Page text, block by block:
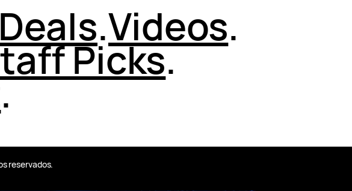
Deals.Videos.
Picks.
.
reservados.